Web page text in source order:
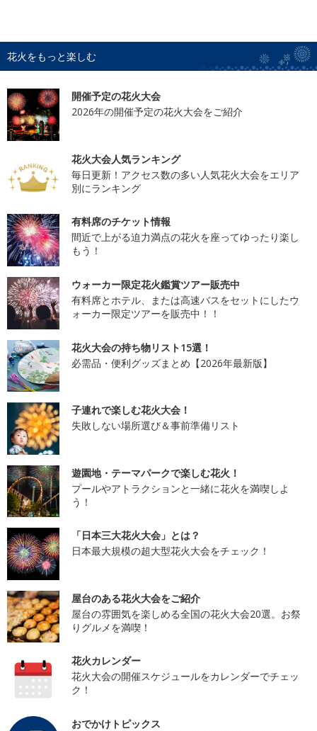
花火をもっと楽しむ
開催予定の花火大会
2026年の開催予定の花火大会をご紹介
花火大会人気ランキング
毎日更新！アクセス数の多い人気花火大会をエリア
別にランキング
有料席のチケット情報
間近で上がる迫力満点の花火を座ってゆったり楽し
もう！
ウォーカー限定花火鑑賞ツアー販売中
有料席とホテル、または高速バスをセットにしたウ
ォーカー限定ツアーを販売中！！
花火大会の持ち物リスト15選！
必需品・便利グッズまとめ【2026年最新版】
子連れで楽しむ花火大会！
失敗しない場所選び＆事前準備リスト
遊園地・テーマパークで楽しむ花火！
プールやアトラクションと一緒に花火を満喫しよ
う！
「日本三大花火大会」とは？
日本最大規模の超大型花火大会をチェック！
屋台のある花火大会をご紹介
屋台の雰囲気を楽しめる全国の花火大会20選。お祭
りグルメを満喫！
花火カレンダー
花火大会の開催スケジュールをカレンダーでチェッ
ク！
おでかけトピックス